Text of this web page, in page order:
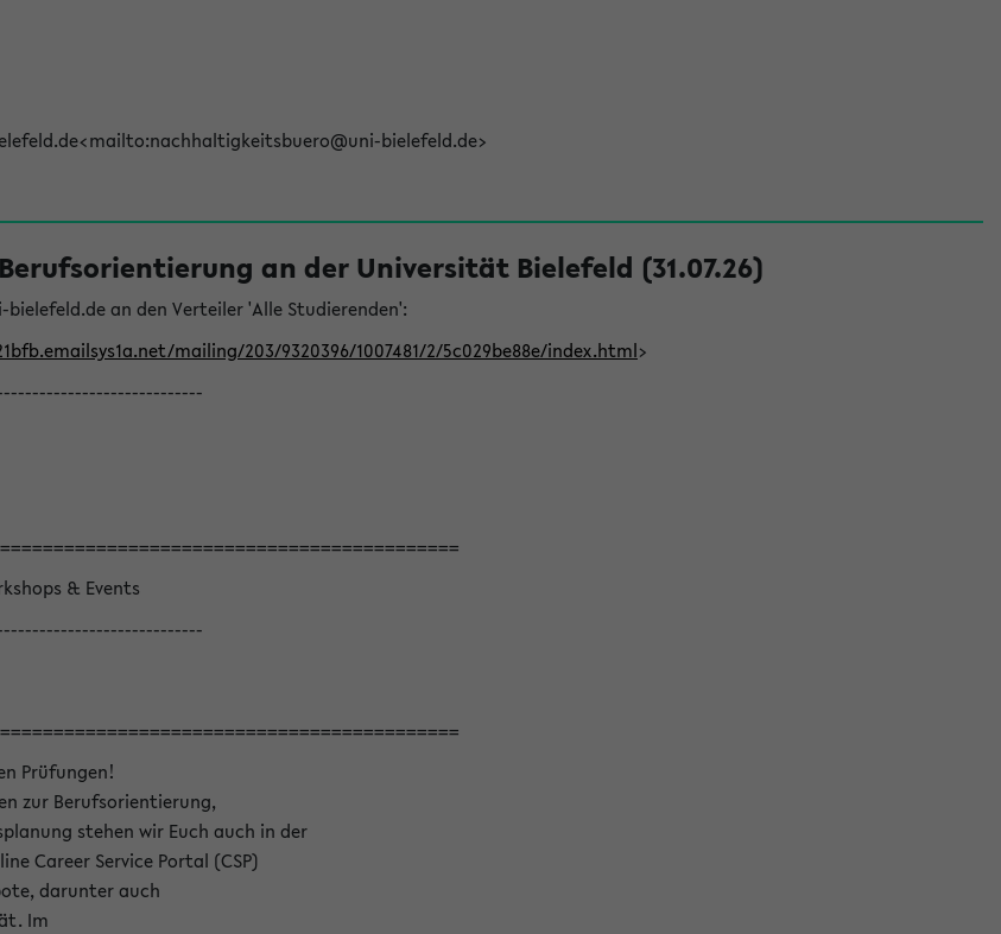
bielefeld.de>
an der Universität Bielefeld (31.07.26)
an den Verteiler 'Alle Studierenden':
mailing/203/9320396/1007481/2/5c029be88e/index.html>
& Events
Prüfungen!
zur Berufsorientierung,
stehen wir Euch auch in der
Career Service Portal (CSP)
darunter auch
Im